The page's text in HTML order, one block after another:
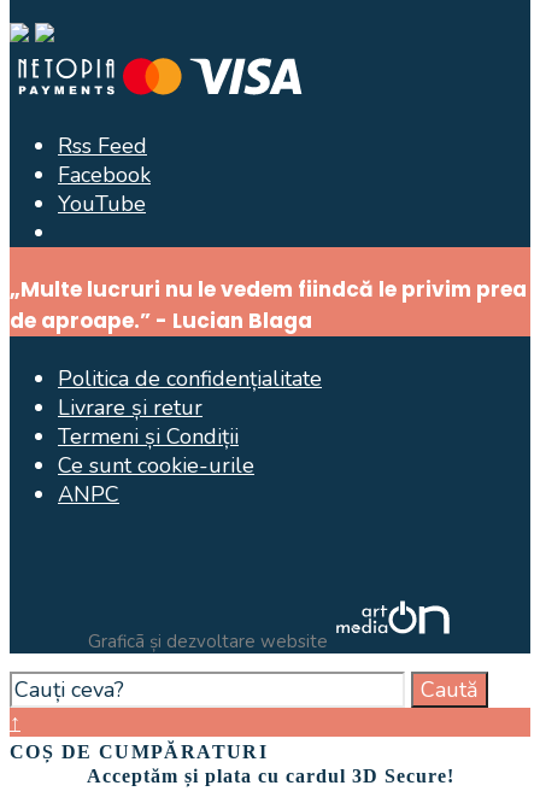
Rss Feed
Facebook
YouTube
Window
„Multe lucruri nu le vedem fiindcă le privim prea
de aproape.” - Lucian Blaga
Politica de confidențialitate
Livrare și retur
Termeni și Condiții
Ce sunt cookie-urile
ANPC
Graficã și dezvoltare website
Search
for:
Caută
Close
Search
Window
↑
COȘ DE CUMPĂRATURI
Acceptăm și plata cu cardul 3D Secure!